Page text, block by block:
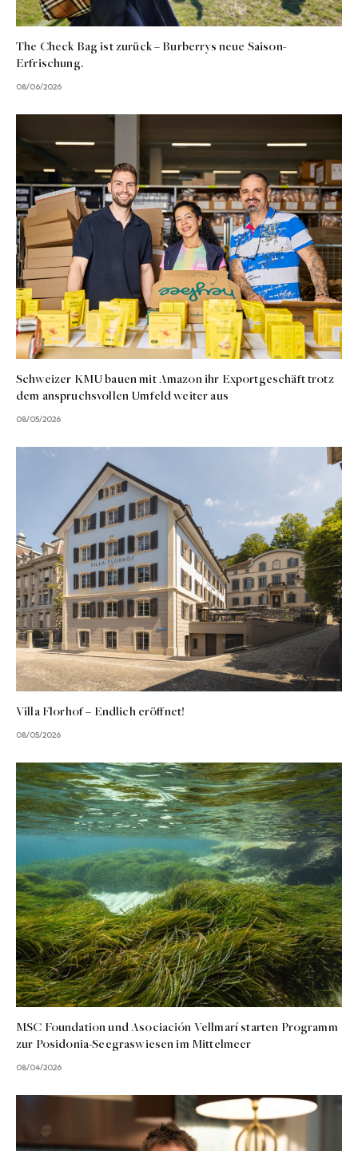
The Check Bag ist zurück – Burberrys neue Saison-
Erfrischung.
08/06/2026
Schweizer KMU bauen mit Amazon ihr Exportgeschäft trotz
dem anspruchsvollen Umfeld weiter aus
08/05/2026
Villa Florhof – Endlich eröffnet!
08/05/2026
MSC Foundation und Asociación Vellmarí starten Programm
zur Posidonia-Seegraswiesen im Mittelmeer
08/04/2026